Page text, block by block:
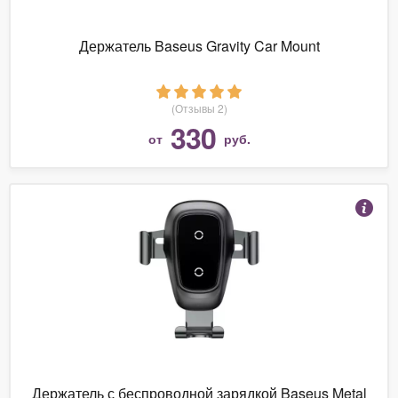
Держатель Baseus Gravity Car Mount
(Отзывы 2)
от 330 руб.
Держатель с беспроводной зарядкой Baseus Metal